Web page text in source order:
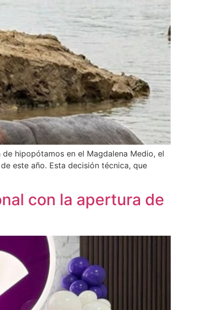
hipopótamos en el Magdalena Medio, el
este año. Esta decisión técnica, que
con la apertura de